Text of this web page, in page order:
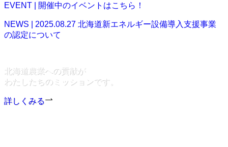
EVENT | 開催中のイベントはこちら！
NEWS | 2025.08.27 北海道新エネルギー設備導入支援事業
の認定について
北海道農業への貢献が
わたしたちの ミッションです。
詳しくみる